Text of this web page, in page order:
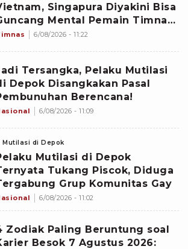
Singapura Diyakini Bisa
Mental Pemain Timnas
6/08/2026 - 11:22
Tersangka, Pelaku Mutilasi
Depok Disangkakan Pasal
Berencana!
6/08/2026 - 11:09
Mutilasi di Depok
Mutilasi di Depok
Tukang Piscok, Diduga
Grup Komunitas Gay
6/08/2026 - 11:02
Zodiak Paling Beruntung soal
Besok 7 Agustus 2026: